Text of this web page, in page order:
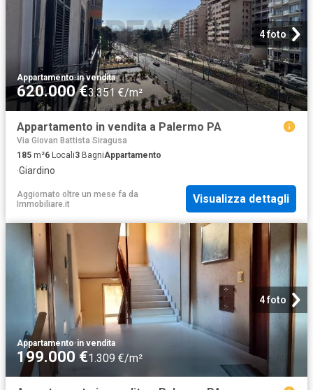
4 foto
Appartamento·in vendita
620.000 €3.351 €/m²
Appartamento in vendita a Palermo PA
Via Giovan Battista Siragusa
185 m²6 Locali3 BagniAppartamento
·Giardino
Aggiornato oltre un mese fa da
Immobiliare.it
Visualizza dettagli
4 foto
Appartamento·in vendita
199.000 €1.309 €/m²